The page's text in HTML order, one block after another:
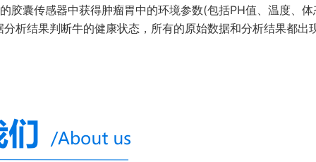
胶囊传感器中获得肿瘤胃中的环境参数(包括PH值、温度、
析结果判断牛的健康状态，所有的原始数据和分析结果都出